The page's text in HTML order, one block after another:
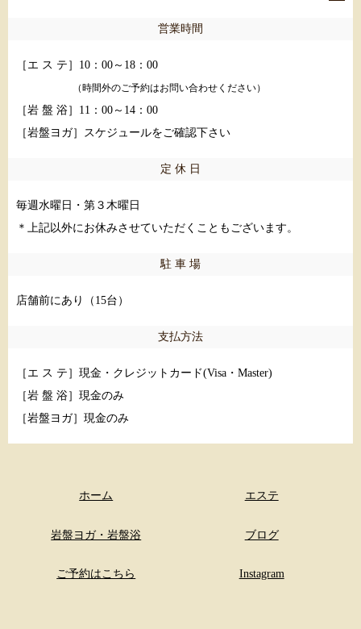
営業時間
［エ ス テ］10：00～18：00
（時間外のご予約はお問い合わせください）
［岩 盤 浴］11：00～14：00
［岩盤ヨガ］スケジュールをご確認下さい
定 休 日
毎週水曜日・第３木曜日
＊上記以外にお休みさせていただくこともございます。
駐 車 場
店舗前にあり（15台）
支払方法
［エ ス テ］現金・クレジットカード(Visa・Master)
［岩 盤 浴］現金のみ
［岩盤ヨガ］現金のみ
ホーム エステ
岩盤ヨガ・岩盤浴 ブログ
ご予約はこちら Instagram